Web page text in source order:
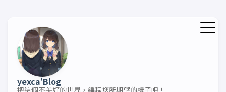
yexca'Blog
把這個不美好的世界，編程您所期望的樣子吧！